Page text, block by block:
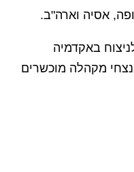
אסיה וארה"ב.
באקדמיה
מקהלה מוכשרים